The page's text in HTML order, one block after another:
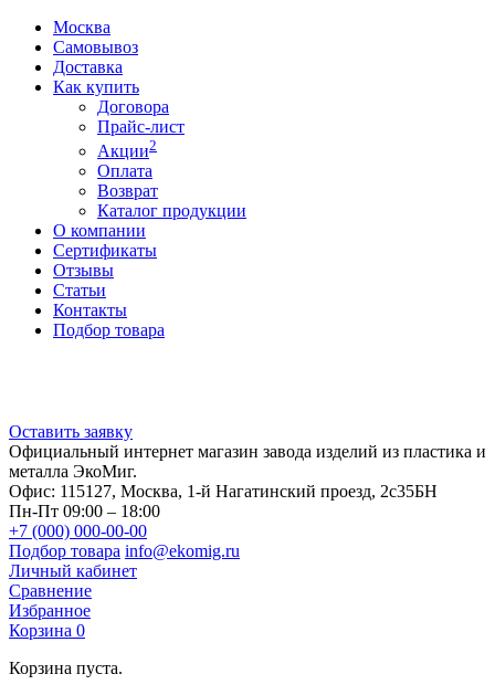
Москва
Самовывоз
Доставка
Как купить
Договора
Прайс-лист
Акции2
Оплата
Возврат
Каталог продукции
О компании
Сертификаты
Отзывы
Статьи
Контакты
Подбор товара
Оставить заявку
Официальный интернет магазин завода изделий из пластика и
металла ЭкоМиг.
Офис: 115127, Москва, 1-й Нагатинский проезд, 2с35БН
Пн-Пт 09:00 – 18:00
+7 (000) 000-00-00
Подбор товара info@ekomig.ru
Личный кабинет
Сравнение
Избранное
Корзина 0
Корзина пуста.